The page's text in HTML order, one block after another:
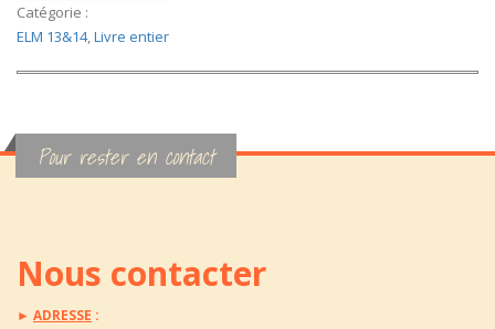
Catégorie :
ELM 13&14,Livre entier
Pour rester en contact
Nous contacter
► ADRESSE :